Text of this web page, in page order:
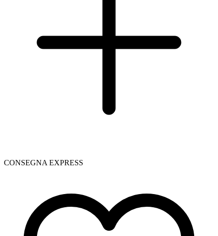
CONSEGNA EXPRESS